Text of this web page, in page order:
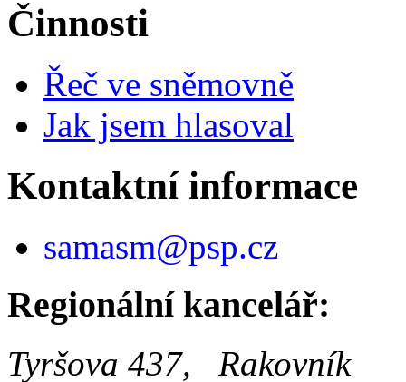
Činnosti
Řeč ve sněmovně
Jak jsem hlasoval
Kontaktní informace
samasm@psp.cz
Regionální kancelář:
Tyršova 437, Rakovník